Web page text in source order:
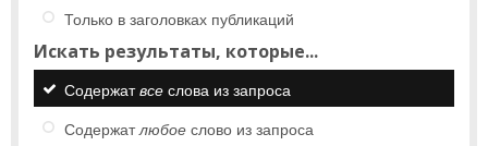
Только в заголовках публикаций
Искать результаты, которые...
Содержатвсе слова из запроса
Содержатлюбое слово из запроса